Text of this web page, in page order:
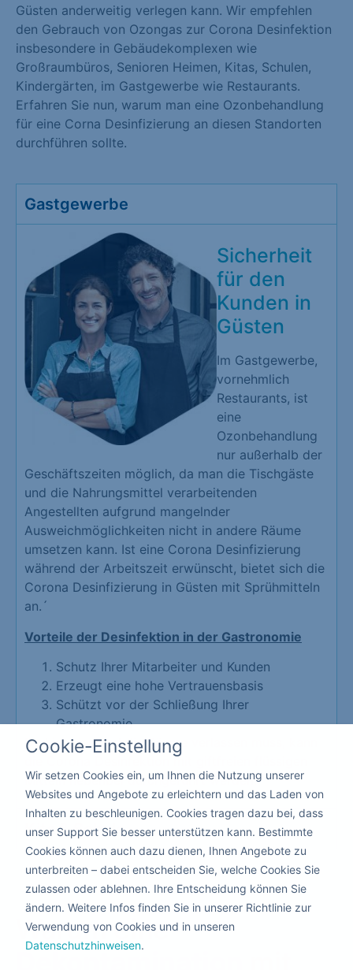
Güsten anderweitig verlegen kann. Wir empfehlen
den Gebrauch von Ozongas zur Corona Desinfektion
insbesondere in Gebäudekomplexen wie
Großraumbüros, Senioren Heimen, Kitas, Schulen,
Kindergärten, im Gastgewerbe wie Restaurants.
Erfahren Sie nun, warum man eine Ozonbehandlung
für eine Corna Desinfizierung an diesen Standorten
durchführen sollte.
Gastgewerbe
Sicherheit
für den
Kunden in
Güsten
Im Gastgewerbe,
vornehmlich
Restaurants, ist
eine
Ozonbehandlung
nur außerhalb der
Geschäftszeiten möglich, da man die Tischgäste
und die Nahrungsmittel verarbeitenden
Angestellten aufgrund mangelnder
Ausweichmöglichkeiten nicht in andere Räume
umsetzen kann. Ist eine Corona Desinfizierung
während der Arbeitszeit erwünscht, bietet sich die
Corona Desinfizierung in Güsten mit Sprühmitteln
an.´
Vorteile der Desinfektion in der Gastronomie
Schutz Ihrer Mitarbeiter und Kunden
Erzeugt eine hohe Vertrauensbasis
Schützt vor der Schließung Ihrer
Gastronomie
Da hier niemand die Räume verlassen muss, kann
die Corona Desinfektion mit giftfreien flüssigen
Mitteln nebenbei durchgeführt werden.
Kita & Schule
Warum eine
Cookie-Einstellung
Wir setzen Cookies ein, um Ihnen die Nutzung unserer
Websites und Angebote zu erleichtern und das Laden von
Inhalten zu beschleunigen. Cookies tragen dazu bei, dass
unser Support Sie besser unterstützen kann. Bestimmte
Cookies können auch dazu dienen, Ihnen Angebote zu
unterbreiten – dabei entscheiden Sie, welche Cookies Sie
zulassen oder ablehnen. Ihre Entscheidung können Sie
ändern. Weitere Infos finden Sie in unserer Richtlinie zur
Verwendung von Cookies und in unseren
Datenschutzhinweisen.